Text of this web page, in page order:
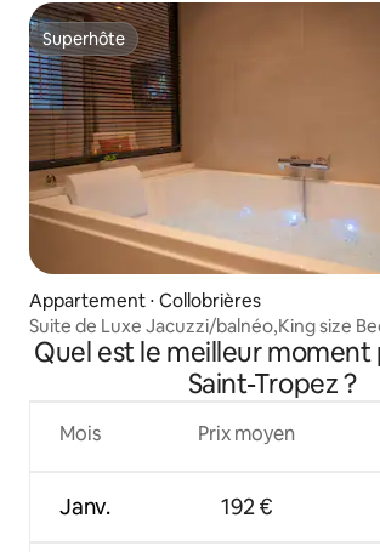
Superhôte
Superhôte
Appartement ⋅ Collobrières
Suite de Luxe Jacuzzi/balnéo,King size
Quel est le meilleur moment
Saint-Tropez ?
Mois
Janv.
Prix moyen
192 €